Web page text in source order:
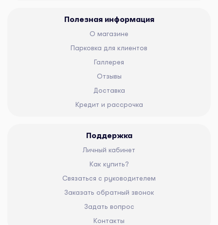
Полезная информация
О магазине
Парковка для клиентов
Галлерея
Отзывы
Доставка
Кредит и рассрочка
Поддержка
Личный кабинет
Как купить?
Связаться с руководителем
Заказать обратный звонок
Задать вопрос
Контакты